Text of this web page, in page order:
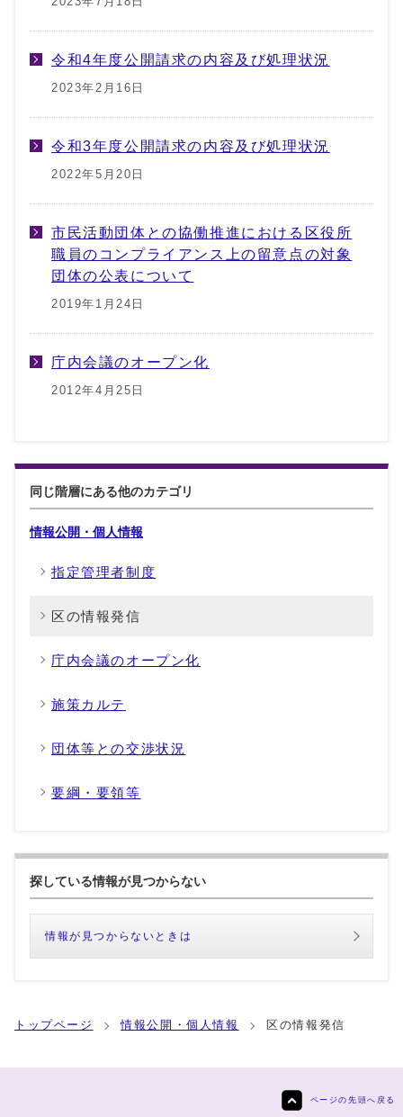
令和4年度公開請求の内容及び処理状況
2023年2月16日
令和3年度公開請求の内容及び処理状況
2022年5月20日
市民活動団体との協働推進における区役所
職員のコンプライアンス上の留意点の対象
団体の公表について
2019年1月24日
庁内会議のオープン化
2012年4月25日
同じ階層にある他のカテゴリ
情報公開・個人情報
指定管理者制度
区の情報発信
庁内会議のオープン化
施策カルテ
団体等との交渉状況
要綱・要領等
探している情報が見つからない
情報が見つからないときは
トップページ 情報公開・個人情報 区の情報発信
ページの先頭へ戻る